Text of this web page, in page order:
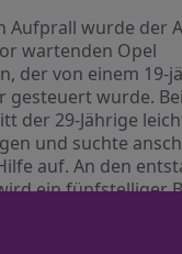
Aufprall wurde der
wartenden Opel
der von einem 19-
gesteuert wurde.
der 29-Jährige
und suchte
auf. An den
ein fünfstelliger